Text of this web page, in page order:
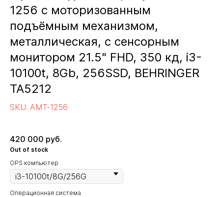
1256 с моторизованным
подъёмным механизмом,
металлическая, c сенсорным
монитором 21.5" FHD, 350 кд, i3-
10100t, 8Gb, 256SSD, BEHRINGER
TA5212
SKU: AMT-1256
420 000 руб.
Out of stock
OPS компьютер
Операционная система